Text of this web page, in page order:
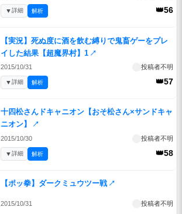
👑56
▼詳細 解析
【実況】死ぬ度に酒を飲む縛りで鬼畜ゲーをプレ
イした結果【超魔界村】1 ↗
2015/10/31 投稿者不明
👑57
▼詳細 解析
十四松さんドキャニオン【おそ松さん×サンドキャ
ニオン】
↗
2015/10/30 投稿者不明
👑58
▼詳細 解析
【ポッ拳】ダークミュウツー戦 ↗
2015/10/31 投稿者不明